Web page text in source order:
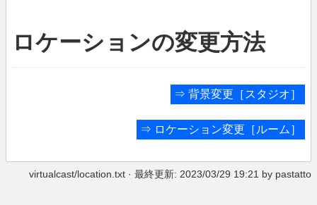
ロケーションの変更方法
⇒背景変更［スタジオ］
⇒ ロケーション変更［ルーム］
virtualcast/location.txt · 最終更新: 2023/03/29 19:21 by pastatto